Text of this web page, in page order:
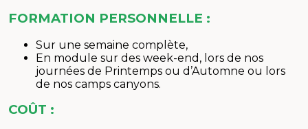
FORMATION PERSONNELLE :
Sur une semaine complète,
En module sur des week-end, lors de nos
journées de Printemps ou d’Automne ou lors
de nos camps canyons.
COÛT :